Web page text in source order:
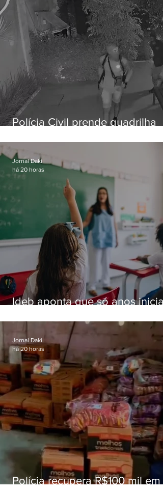
Polícia Civil prende quadrilha
residências de luxo no Rio
Ideb aponta que só anos
educação
Jornal Daki
há 20 horas
Polícia recupera R$100 mil em
Jornal Daki
há 20 horas